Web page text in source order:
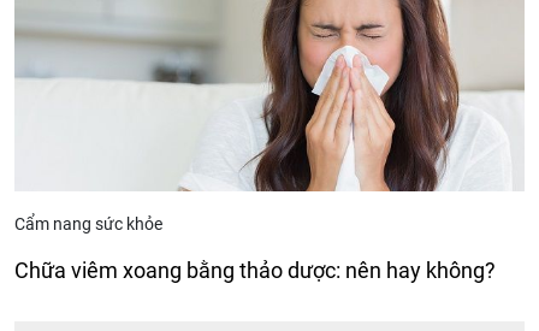
Cẩm nang sức khỏe
Chữa viêm xoang bằng thảo dược: nên hay không?